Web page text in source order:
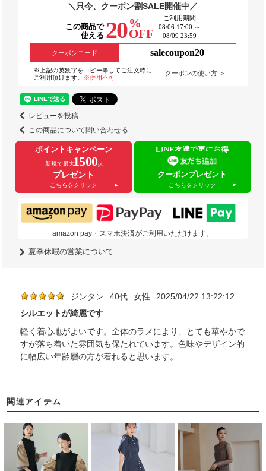
＼只今、クーポン割SALE開催中／
この商品で
使える 20 %
OFF
ご利用期間
08/06 17:00 ～
08/09 23:59
クーポンコード salecoupon20
※上記の英数字をコピー等してご注文時に
ご利用頂けます。
※併用不可
クーポンの使い方 ＞
レビューを投稿
この商品について問い合わせる
ポイントキャンペーン
新規で最大1500pt
プレゼント
こちらをクリック
LINE友達で更にお得
クーポンプレゼント
こちらをクリック
amazon pay・スマホ決済がご利用いただけます。
夏季休暇の営業について
ジンタン 40代 女性
2025/04/22 13:22:12
シルエットが綺麗です
軽く着心地がよいです。全体のラメにより、とても華やかで
すが落ち着いた雰囲気も保たれています。色味やデザイン的
に幅広い年齢層の方が着れると思います。
関連アイテム